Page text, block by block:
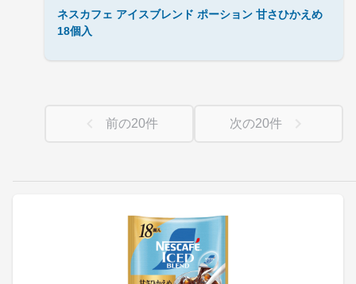
ネスカフェ アイスブレンド ポーション 甘さひかえめ
18個入
前の20件 次の20件